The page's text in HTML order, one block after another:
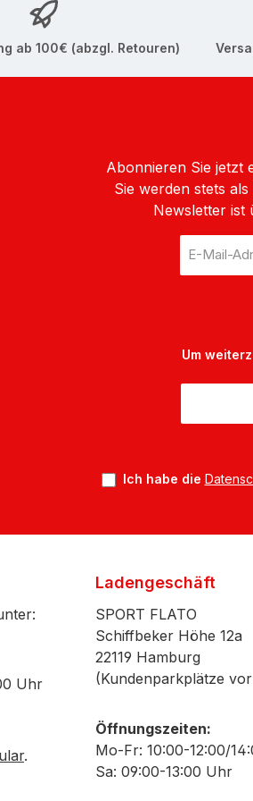
Eigenschaften und
Ob für das Training, Turniere oder den täglichen Gebrauch – der
Rucksack BR5039 ist ein
ab 100€ (abzgl. Retouren)
Abonnieren Sie jetzt
Sie werden stets
Newsletter ist
Mail-
Um
Ich habe die
Uhr
.
Ladengeschäft
SPORT FLATO
Schiffbeker Höhe 12a
22119 Hamburg
(Kundenparkplätze
Öffnungszeiten:
Mo-Fr: 10:00-12:00/
Sa: 09:00-13:00 Uhr